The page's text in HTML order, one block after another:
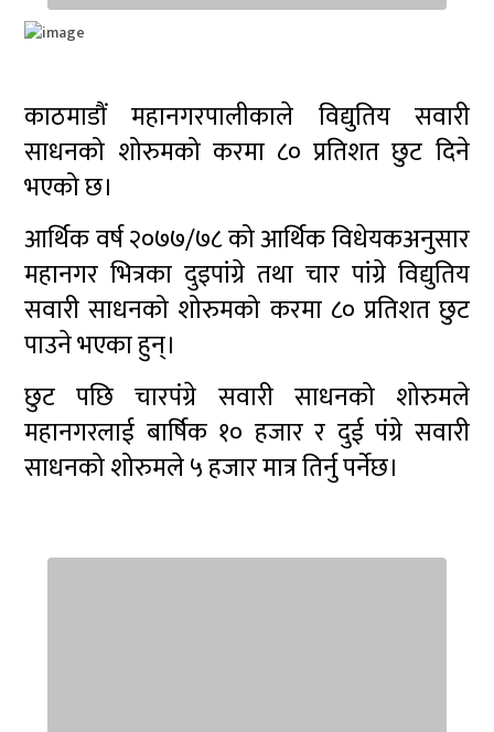
काठमाडौं महानगरपालीकाले विद्युतिय सवारी
साधनको शोरुमको करमा ८० प्रतिशत छुट दिने
भएको छ।
आर्थिक वर्ष २०७७/७८ को आर्थिक विधेयकअनुसार
महानगर भित्रका दुइपांग्रे तथा चार पांग्रे विद्युतिय
सवारी साधनको शोरुमको करमा ८० प्रतिशत छुट
पाउने भएका हुन्।
छुट पछि चारपंग्रे सवारी साधनको शोरुमले
महानगरलाई बार्षिक १० हजार र दुई पंग्रे सवारी
साधनको शोरुमले ५ हजार मात्र तिर्नु पर्नेछ।